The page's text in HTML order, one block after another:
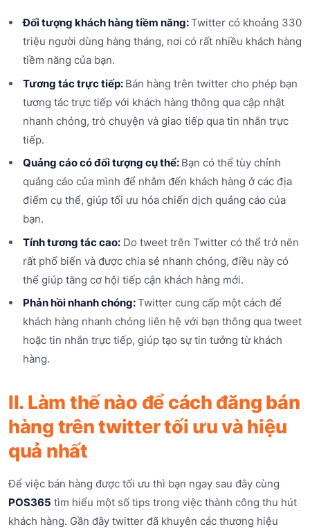
Đối tượng khách hàng tiềm năng:Twitter có khoảng 330
triệu người dùng hàng tháng, nơi có rất nhiều khách hàng
tiềm năng của bạn.
Tương tác trực tiếp: Bán hàng trên twitter cho phép bạn
tương tác trực tiếp với khách hàng thông qua cập nhật
nhanh chóng, trò chuyện và giao tiếp qua tin nhắn trực
tiếp.
Quảng cáo có đối tượng cụ thể: Bạn có thể tùy chỉnh
quảng cáo của mình để nhắm đến khách hàng ở các địa
điểm cụ thể, giúp tối ưu hóa chiến dịch quảng cáo của
bạn.
Tính tương tác cao:Do tweet trên Twitter có thể trở nên
rất phổ biến và được chia sẻ nhanh chóng, điều này có
thể giúp tăng cơ hội tiếp cận khách hàng mới.
Phản hồi nhanh chóng:Twitter cung cấp một cách để
khách hàng nhanh chóng liên hệ với bạn thông qua tweet
hoặc tin nhắn trực tiếp, giúp tạo sự tin tưởng từ khách
hàng.
II. Làm thế nào để cách đăng bán
hàng trên twitter tối ưu và hiệu
quả nhất
Để việc bán hàng được tối ưu thì bạn ngay sau đây cùng
POS365 tìm hiểu một số tips trong việc thành công thu hút
khách hàng. Gần đây twitter đã khuyên các thương hiệu